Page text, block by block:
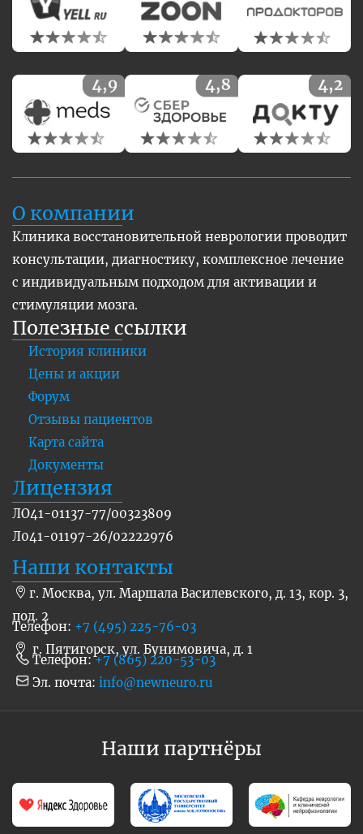
О компании
Клиника восстановительной неврологии проводит
консультации, диагностику, комплексное лечение
с индивидуальным подходом для активации и
стимуляции мозга.
Полезные ссылки
История клиники
Цены и акции
Форум
Отзывы пациентов
Карта сайта
Документы
Лицензия
ЛО41-01137-77/00323809
Л041-01197-26/02222976
Наши контакты
г. Москва, ул. Маршала Василевского, д. 13, кор. 3,
под. 2
Телефон: +7 (495) 225-76-03
г. Пятигорск, ул. Бунимовича, д. 1
Телефон:+7 (865) 220-53-03
Эл. почта: info@newneuro.ru
Наши партнёры